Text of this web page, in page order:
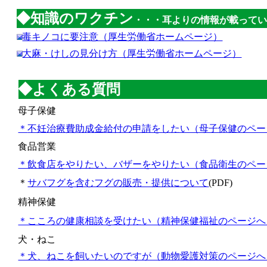
◆知識のワクチン ・・・耳よりの情報が載って
毒キノコに要注意（厚生労働省ホームページ）
大麻・けしの見分け方（厚生労働省ホームページ）
◆よくある質問
母子保健
＊不妊治療費助成金給付の申請をしたい（母子保健のペ
食品営業
＊飲食店をやりたい、バザーをやりたい（食品衛生のペ
＊サバフグを含むフグの販売・提供について(PDF)
精神保健
＊こころの健康相談を受けたい（精神保健福祉のページ
犬・ねこ
＊犬、ねこを飼いたいのですが（動物愛護対策のページ